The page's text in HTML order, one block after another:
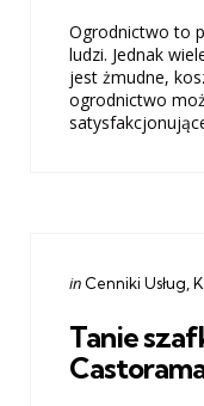
Ogrodnictwo to
ludzi. Jednak
jest żmudne,
ogrodnictwo
Categories
Posted
in Cenniki Usług
Tanie